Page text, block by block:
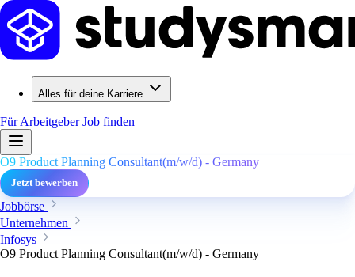
Alles für deine Karriere
Für ArbeitgeberJob finden
O9 Product Planning Consultant(m/w/d) - Germany
Jetzt bewerben
Jobbörse
Unternehmen
Infosys
O9 Product Planning Consultant(m/w/d) - Germany